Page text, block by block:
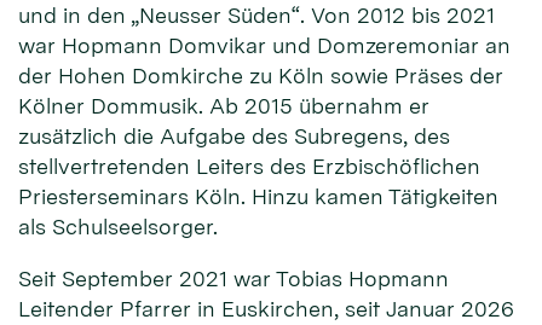
und in den „Neusser Süden“. Von 2012 bis 2021
war Hopmann Domvikar und Domzeremoniar an
der Hohen Domkirche zu Köln sowie Präses der
Kölner Dommusik. Ab 2015 übernahm er
zusätzlich die Aufgabe des Subregens, des
stellvertretenden Leiters des Erzbischöflichen
Priesterseminars Köln. Hinzu kamen Tätigkeiten
als Schulseelsorger.
Seit September 2021 war Tobias Hopmann
Leitender Pfarrer in Euskirchen, seit Januar 2026